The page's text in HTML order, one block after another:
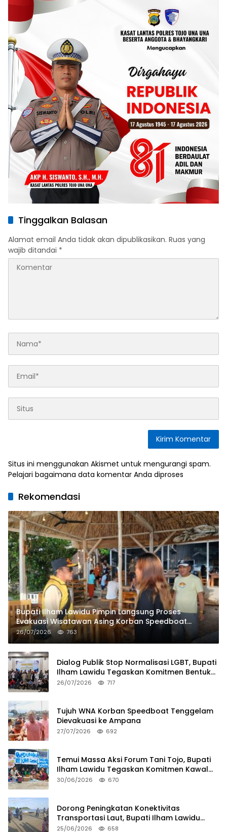
Tinggalkan Balasan
Alamat email Anda tidak akan dipublikasikan. Ruas yang
wajib ditandai *
Situs ini menggunakan Akismet untuk mengurangi spam.
Pelajari bagaimana data komentar Anda diproses
Rekomendasi
Bupati Ilham Lawidu Pimpin Langsung Proses
Evakuasi Wisatawan Asing Korban Speedboat
Tenggelam
26/07/2026 763
Dialog Publik Stop Normalisasi LGBT, Bupati
Ilham Lawidu Tegaskan Komitmen Bentuk
Tim Khusus Regulasi Daerah
26/07/2026 717
Tujuh WNA Korban Speedboat Tenggelam
Dievakuasi ke Ampana
27/07/2026 692
Temui Massa Aksi Forum Tani Tojo, Bupati
Ilham Lawidu Tegaskan Komitmen Kawal
Persoalan Sertifikat Lahan
30/06/2026 670
Dorong Peningkatan Konektivitas
Transportasi Laut, Bupati Ilham Lawidu
Tinjau Langsung Rencana Pembangunan
25/06/2026 658